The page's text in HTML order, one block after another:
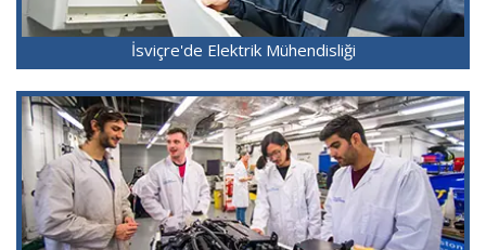
İsviçre'de Elektrik Mühendisliği